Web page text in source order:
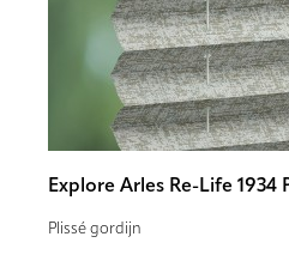
Explore Arles Re-Life 1934
Plissé gordijn